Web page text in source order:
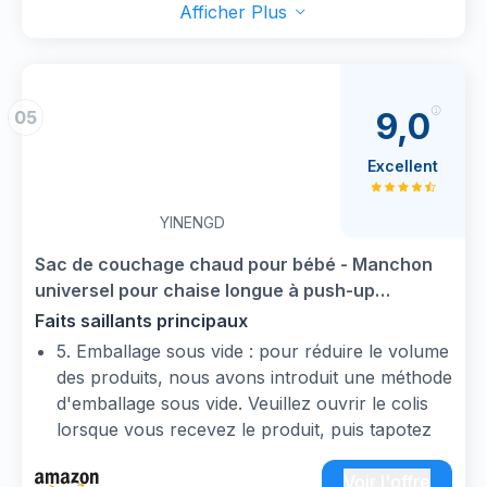
maison et la voiture.
sièges auto, des porte-bébés et des poussettes.
Notre couverture enveloppante s'adapte
parfaitement aux porte-bébés dans la voiture.
Elle convient également aux activités de plein
air avec les poussettes, pour les pique-niques
Afficher Plus
05
YINENGD
Sac de couchage chaud pour bébé - Manchon
universel pour chaise longue à push-up
Universelle Chancelière pour Poussette Bébé
Chariot Coton Coussins Couverture pour
Poussette Sac
Faits saillants principaux
5. Emballage sous vide : pour réduire le volume
des produits, nous avons introduit une méthode
d'emballage sous vide. Veuillez ouvrir le colis
lorsque vous recevez le produit, puis tapotez
légèrement le sac de couchage pour qu'il ait
une meilleure chaleur, sinon il semblera très
9,0
Excellent